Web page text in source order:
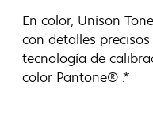
En color, Unison
con detalles
tecnología de
color Pantone® .*